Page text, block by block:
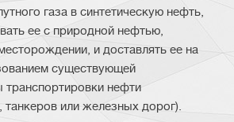
газа в синтетическую нефть,
ее с природной нефтью,
и доставлять ее на
существующей
транспортировки нефти
или железных дорог).